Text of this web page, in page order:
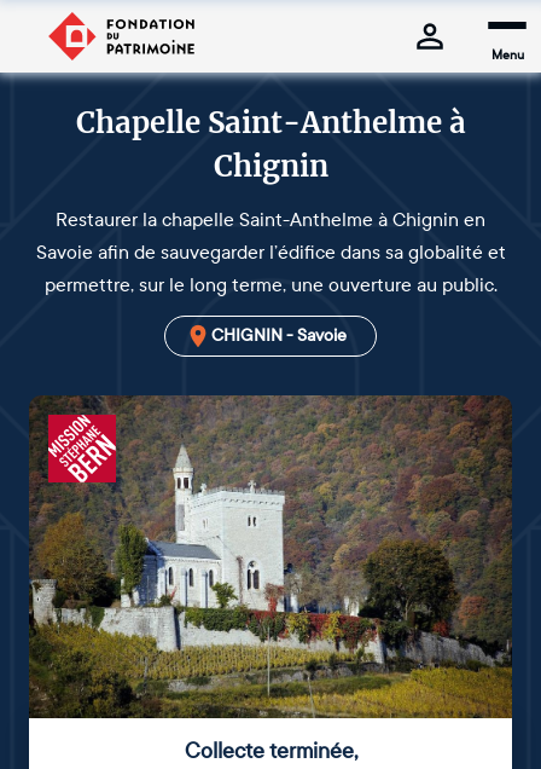
Menu
Chapelle Saint-Anthelme à
Chignin
Restaurer la chapelle Saint-Anthelme à Chignin en
Savoie afin de sauvegarder l’édifice dans sa globalité et
permettre, sur le long terme, une ouverture au public.
CHIGNIN - Savoie
Collecte terminée,